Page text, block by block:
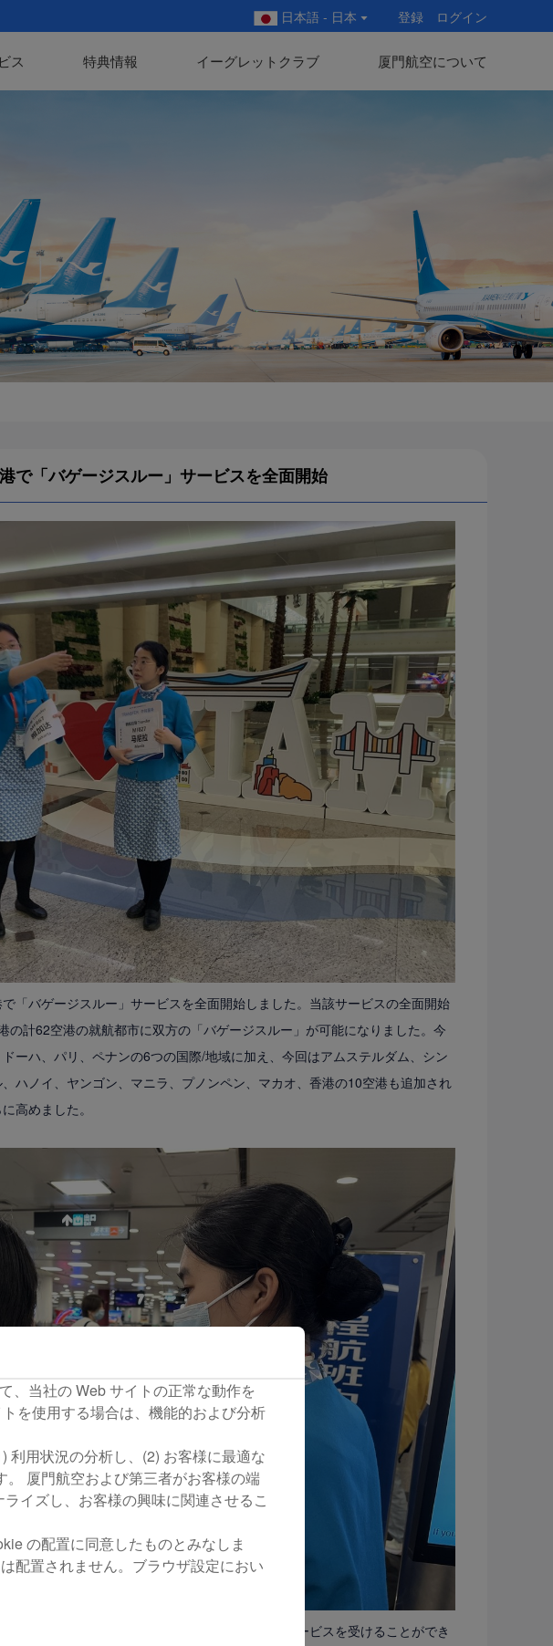
日本語 - 日本 登録 ログイン
ス 特典情報 イーグレットクラブ 厦門航空について
で「バゲージスルー」サービスを全面開始
「バゲージスルー」サービスを全面開始しました。当該サービスの全面開始
の計62空港の就航都市に双方の「バゲージスルー」が可能になりました。今
ーハ、パリ、ペナンの6つの国際/地域に加え、今回はアムステルダム、シン
ハノイ、ヤンゴン、マニラ、プノンペン、マカオ、香港の10空港も追加され
高めました。
厦門航空便をご利用のすべての乗り継ぎ旅客がサービスを受けることができ
、当社の Web サイトの正常な動作を
を使用する場合は、機能的および分析
利用状況の分析し、(2) お客様に最適な
厦門航空および第三者がお客様の端
イズし、お客様の興味に関連させるこ
の配置に同意したものとみなしま
配置されません。ブラウザ設定におい